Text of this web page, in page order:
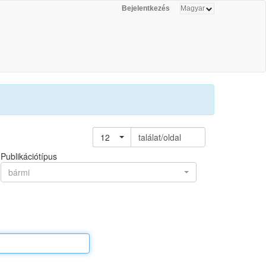
Bejelentkezés
12
találat/oldal
Publikációtípus
bármi